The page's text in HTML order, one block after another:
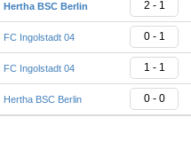
Hertha BSC Berlin 2 - 1
FC Ingolstadt 04 0 - 1
FC Ingolstadt 04 1 - 1
Hertha BSC Berlin 0 - 0